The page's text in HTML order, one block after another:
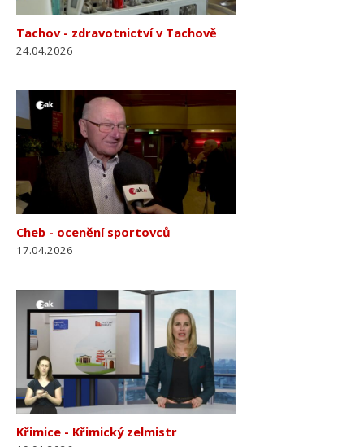
Tachov - zdravotnictví v Tachově
24.04.2026
Cheb - ocenění sportovců
17.04.2026
Křimice - Křimický zelmistr